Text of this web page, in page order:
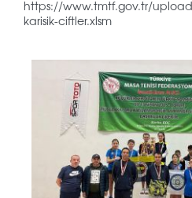
https://www.tmtf.gov.tr/
karisik-ciftler.xlsm